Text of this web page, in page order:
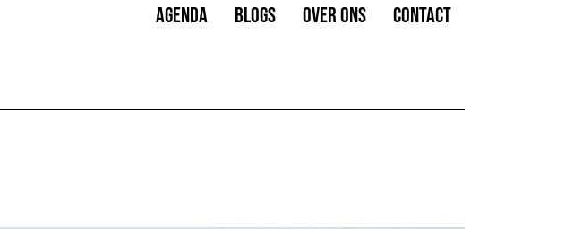
AGENDA BLOGS OVER ONS CONTACT